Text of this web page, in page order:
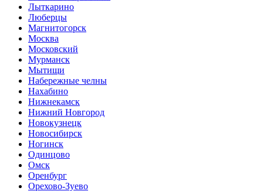
Лыткарино
Люберцы
Магнитогорск
Москва
Московский
Мурманск
Мытищи
Набережные челны
Нахабино
Нижнекамск
Нижний Новгород
Новокузнецк
Новосибирск
Ногинск
Одинцово
Омск
Оренбург
Орехово-Зуево